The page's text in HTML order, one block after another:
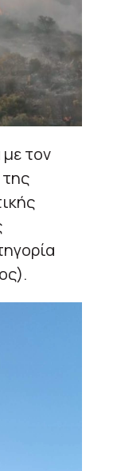
τον